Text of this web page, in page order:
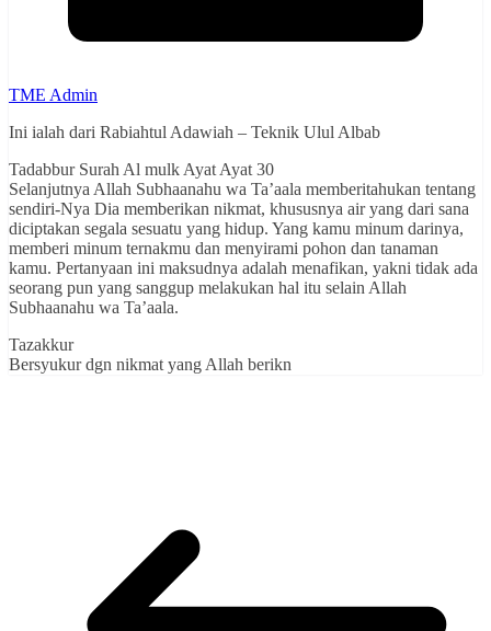
TME Admin
Ini ialah dari Rabiahtul Adawiah – Teknik Ulul Albab
Tadabbur Surah Al mulk Ayat Ayat 30
Selanjutnya Allah Subhaanahu wa Ta’aala memberitahukan tentang
sendiri-Nya Dia memberikan nikmat, khususnya air yang dari sana
diciptakan segala sesuatu yang hidup. Yang kamu minum darinya,
memberi minum ternakmu dan menyirami pohon dan tanaman
kamu. Pertanyaan ini maksudnya adalah menafikan, yakni tidak ada
seorang pun yang sanggup melakukan hal itu selain Allah
Subhaanahu wa Ta’aala.
Tazakkur
Bersyukur dgn nikmat yang Allah berikn